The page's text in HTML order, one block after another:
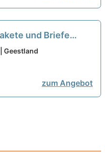
und Briefe
Geestland
zum Angebot